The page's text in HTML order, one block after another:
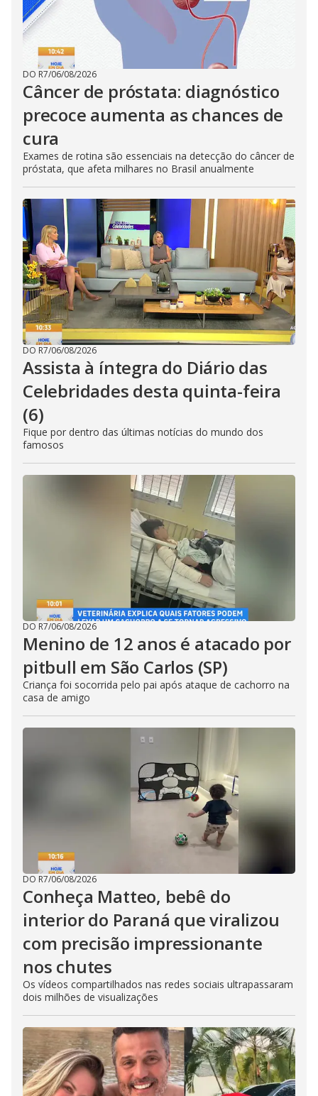
DO R7/06/08/2026
Câncer de próstata: diagnóstico
precoce aumenta as chances de
cura
Exames de rotina são essenciais na detecção do câncer de
próstata, que afeta milhares no Brasil anualmente
DO R7/06/08/2026
Assista à íntegra do Diário das
Celebridades desta quinta-feira
(6)
Fique por dentro das últimas notícias do mundo dos
famosos
DO R7/06/08/2026
Menino de 12 anos é atacado por
pitbull em São Carlos (SP)
Criança foi socorrida pelo pai após ataque de cachorro na
casa de amigo
DO R7/06/08/2026
Conheça Matteo, bebê do
interior do Paraná que viralizou
com precisão impressionante
nos chutes
Os vídeos compartilhados nas redes sociais ultrapassaram
dois milhões de visualizações